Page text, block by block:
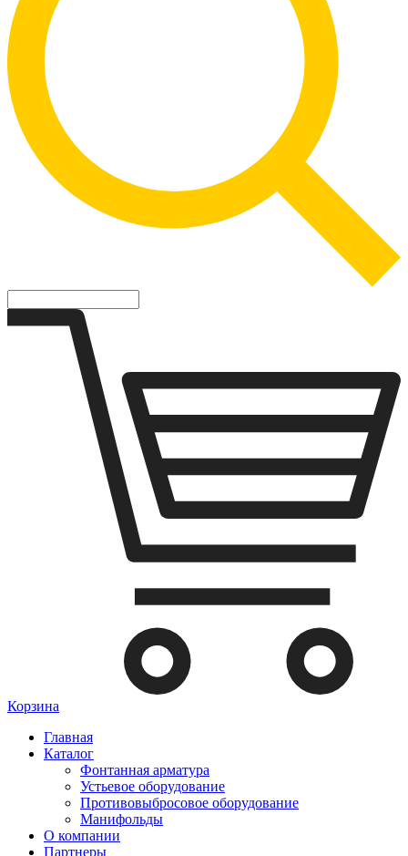
Корзина
Главная
Каталог
Фонтанная арматура
Устьевое оборудование
Противовыбросовое оборудование
Манифольды
О компании
Партнеры